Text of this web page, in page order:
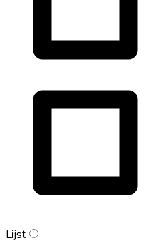
Lijst